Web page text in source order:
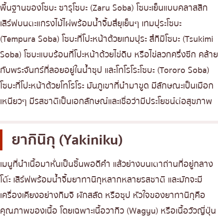
พื้นฐานของโซบะ ซารุโซบะ (Zaru Soba) โซบะเย็นแบบคลาสสิก
เสิร์ฟบนตะแกรงไม้ไผ่พร้อมน้ำจิ้มสึยุเย็นๆ เทมปุระโซบะ
(Tempura Soba) โซบะที่โปะหน้าด้วยเทมปุระ สึกิมิโซบะ (Tsukimi
Soba) โซบะแบบร้อนที่โปะหน้าด้วยไข่ดิบ หรือไข่ลวกครึ่งซีก คล้าย
กับพระจันทร์ที่ลอยอยู่ในน้ำซุป และโทโรโระโซบะ (Tororo Soba)
โซบะที่โปะหน้าด้วยโทโรโระ มันภูเขาที่นำมาขูด มีลักษณะเป็นเมือก
เหนียวๆ มีรสชาติเป็นเอกลักษณ์และเชื่อว่ามีประโยชน์ต่อสุขภาพ
ยากินิกุ (Yakiniku)
เมนูที่นำเนื้อมาหั่นเป็นชิ้นพอดีคำ แล้วย่างบนเตาถ่านที่อยู่กลาง
โต๊ะ เสิร์ฟพร้อมน้ำจิ้มยาทานิกุหลากหลายรสชาติ และมักจะมี
เครื่องเคียงอย่างกิมจิ ผักสลัด หรือซุป หัวใจของยาทานิกุคือ
คุณภาพของเนื้อ โดยเฉพาะเนื้อวากิว (Wagyu) หรือเนื้อวัวญี่ปุ่น